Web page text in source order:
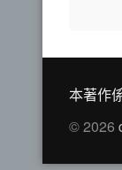
本著作
© 2026